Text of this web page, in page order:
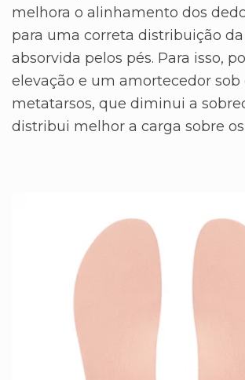
melhora o alinhamento dos
para uma correta distribuição da
absorvida pelos pés. Para isso,
elevação e um amortecedor sob
metatarsos, que diminui a
distribui melhor a carga sobre